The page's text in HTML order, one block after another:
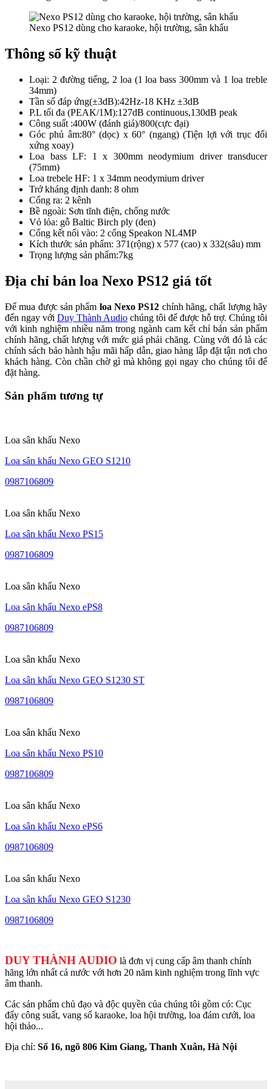
Nexo PS12 dùng cho karaoke, hội trường, sân khấu
Thông số kỹ thuật
Loại: 2 đường tiếng, 2 loa (1 loa bass 300mm và 1 loa treble
34mm)
Tần số đáp ứng(±3dB):42Hz-18 KHz ±3dB
P.L tối đa (PEAK/1M):127dB continuous,130dB peak
Công suất :400W (đánh giá)/800(cực đại)
Góc phủ âm:80° (dọc) x 60° (ngang) (Tiện lợi với trục đối
xứng xoay)
Loa bass LF: 1 x 300mm neodymium driver transducer
(75mm)
Loa trebele HF: 1 x 34mm neodymium driver
Trở kháng định danh: 8 ohm
Cổng ra: 2 kênh
Bề ngoài: Sơn tĩnh điện, chống nước
Vỏ lỏa: gỗ Baltic Birch ply (đen)
Cổng kết nối vào: 2 cổng Speakon NL4MP
Kích thước sản phẩm: 371(rộng) x 577 (cao) x 332(sâu) mm
Trọng lượng sản phẩm:7kg
Địa chỉ bán loa Nexo PS12 giá tốt
Để mua được sản phẩm loa Nexo PS12 chính hãng, chất lượng hãy
đến ngay với Duy Thành Audio chúng tôi để được hỗ trợ. Chúng tôi
với kinh nghiệm nhiều năm trong ngành cam kết chỉ bán sản phẩm
chính hãng, chất lượng với mức giá phải chăng. Cùng với đó là các
chính sách bảo hành hậu mãi hấp dẫn, giao hàng lắp đặt tận nơi cho
khách hàng. Còn chần chờ gì mà không gọi ngay cho chúng tôi để
đặt hàng.
Sản phẩm tương tự
Loa sân khấu Nexo
Loa sân khấu Nexo GEO S1210
0987106809
Loa sân khấu Nexo
Loa sân khấu Nexo PS15
0987106809
Loa sân khấu Nexo
Loa sân khấu Nexo ePS8
0987106809
Loa sân khấu Nexo
Loa sân khấu Nexo GEO S1230 ST
0987106809
Loa sân khấu Nexo
Loa sân khấu Nexo PS10
0987106809
Loa sân khấu Nexo
Loa sân khấu Nexo ePS6
0987106809
Loa sân khấu Nexo
Loa sân khấu Nexo GEO S1230
0987106809
DUY THÀNH AUDIO là đơn vị cung cấp âm thanh chính
hãng lớn nhất cả nước với hơn 20 năm kinh nghiệm trong lĩnh vực
âm thanh.
Các sản phẩm chủ đạo và độc quyền của chúng tôi gồm có: Cục
đẩy công suất, vang số karaoke, loa hội trường, loa đám cưới, loa
hội thảo...
Địa chỉ: Số 16, ngõ 806 Kim Giang, Thanh Xuân, Hà Nội